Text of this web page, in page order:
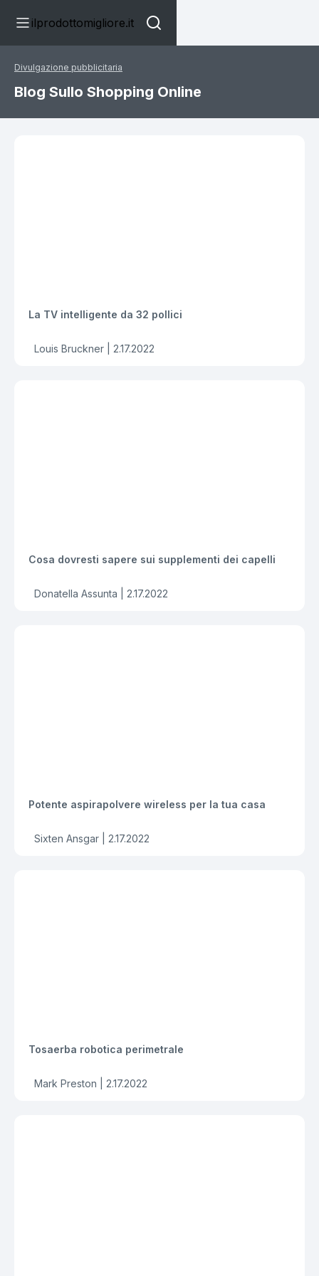
ilprodottomigliore.it
Divulgazione pubblicitaria
Blog Sullo Shopping Online
La TV intelligente da 32 pollici
Louis Bruckner | 2.17.2022
Cosa dovresti sapere sui supplementi dei capelli
Donatella Assunta | 2.17.2022
Potente aspirapolvere wireless per la tua casa
Sixten Ansgar | 2.17.2022
Tosaerba robotica perimetrale
Mark Preston | 2.17.2022